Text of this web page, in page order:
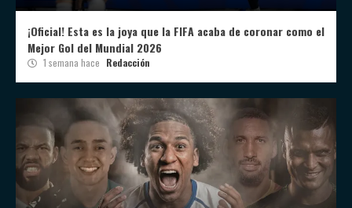
¡Oficial! Esta es la joya que la FIFA acaba de coronar como el
Mejor Gol del Mundial 2026
1 semana hace Redacción